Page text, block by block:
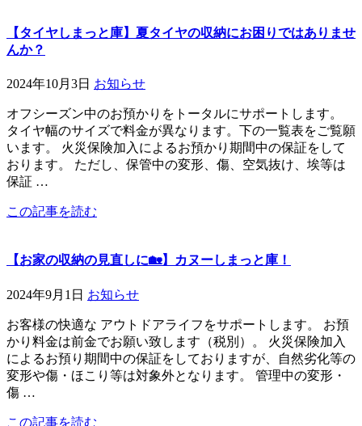
【タイヤしまっと庫】夏タイヤの収納にお困りではありませ
んか？
2024年10月3日 お知らせ
オフシーズン中のお預かりをトータルにサポートします。
タイヤ幅のサイズで料金が異なります。下の一覧表をご覧願
います。 火災保険加入によるお預かり期間中の保証をして
おります。 ただし、保管中の変形、傷、空気抜け、埃等は
保証 …
この記事を読む
【お家の収納の見直しに🏡】カヌーしまっと庫！
2024年9月1日 お知らせ
お客様の快適な アウトドアライフをサポートします。 お預
かり料金は前金でお願い致します（税別）。 火災保険加入
によるお預り期間中の保証をしておりますが、自然劣化等の
変形や傷・ほこり等は対象外となります。 管理中の変形・
傷 …
この記事を読む